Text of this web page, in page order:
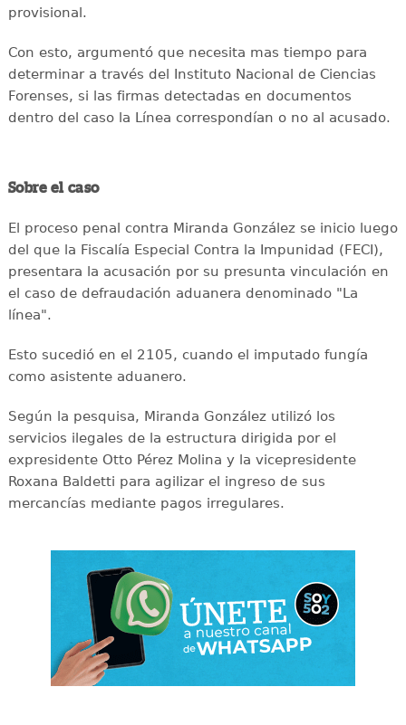
provisional.
Con esto, argumentó que necesita mas tiempo para
determinar a través del Instituto Nacional de Ciencias
Forenses, si las firmas detectadas en documentos
dentro del caso la Línea correspondían o no al acusado.
Sobre el caso
El proceso penal contra Miranda González se inicio luego
del que la Fiscalía Especial Contra la Impunidad (FECI),
presentara la acusación por su presunta vinculación en
el caso de defraudación aduanera denominado "La
línea".
Esto sucedió en el 2105, cuando el imputado fungía
como asistente aduanero.
Según la pesquisa, Miranda González utilizó los
servicios ilegales de la estructura dirigida por el
expresidente Otto Pérez Molina y la vicepresidente
Roxana Baldetti para agilizar el ingreso de sus
mercancías mediante pagos irregulares.